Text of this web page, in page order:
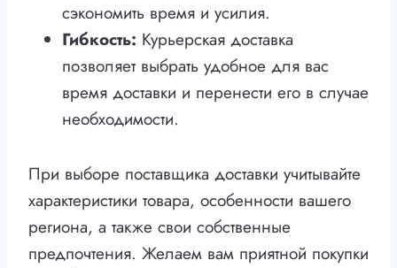
сэкономить время и усилия.
Гибкость: Курьерская доставка
позволяет выбрать удобное для вас
время доставки и перенести его в случае
необходимости.
При выборе поставщика доставки учитывайте
характеристики товара, особенности вашего
региона, а также свои собственные
предпочтения. Желаем вам приятной покупки